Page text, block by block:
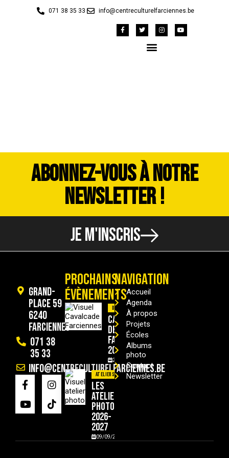
071 38 35 33 info@centreculturelfarciennes.be
ABONNEZ-VOUS À NOTRE
NEWSLETTER !
JE M'INSCRIS
Grand-
Place 59
6240
Farciennes
071 38
35 33
info@centreculturelfarciennes.be
PROCHAINS
ÉVÈNEMENTS
Divers
Cavalcade
de
Farciennes
2026
29/08/2026
Ateliers
Les
ateliers
photo
2026-
2027
09/09/2026
NAVIGATION
Accueil
Agenda
À propos
Projets
Écoles
Albums
photo
Contact
Newsletter